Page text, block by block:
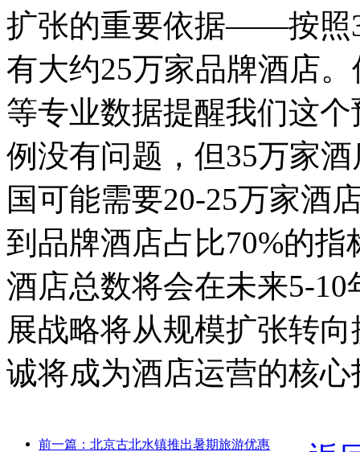
扩张的重要依据——按照
有大约25万家品牌酒店
等专业数据提醒我们这
例没有问题，但35万家
国可能需要20-25万家酒
到品牌酒店占比70%的
酒店总数将会在未来5-
展战略将从规模扩张转
诚将成为酒店运营的核心
前一篇：北京古北水镇推出暑期旅游优惠